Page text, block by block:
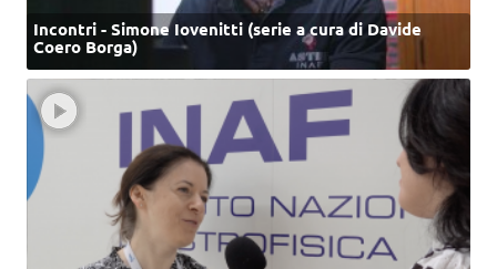
Incontri - Simone Iovenitti (serie a cura di Davide
Coero Borga)